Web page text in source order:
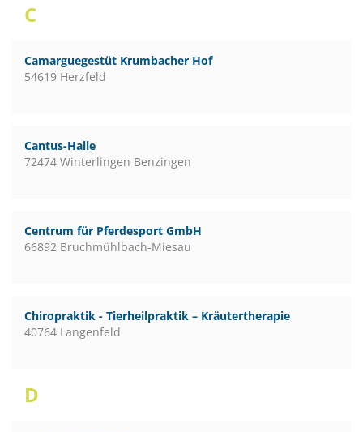
C
Camarguegestüt Krumbacher Hof
54619 Herzfeld
Cantus-Halle
72474 Winterlingen Benzingen
Centrum für Pferdesport GmbH
66892 Bruchmühlbach-Miesau
Chiropraktik - Tierheilpraktik – Kräutertherapie
40764 Langenfeld
D